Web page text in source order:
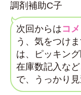
調剤補助C子
次回からはコ
う、気をつけ
は、ピッキン
在庫数記入な
で、うっかり